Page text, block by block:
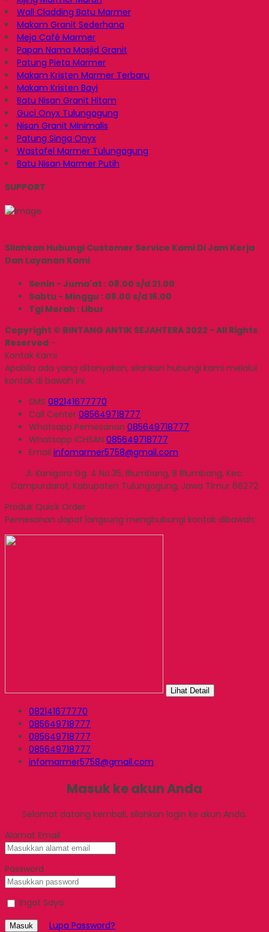
Wall Cladding Batu Marmer
Makam Granit Sederhana
Meja Café Marmer
Papan Nama Masjid Granit
Patung Pieta Marmer
Makam Kristen Marmer Terbaru
Makam Kristen Bayi
Batu Nisan Granit Hitam
Guci Onyx Tulungagung
Nisan Granit Minimalis
Patung Singa Onyx
Wastafel Marmer Tulungagung
Batu Nisan Marmer Putih
SUPPORT
Silahkan Hubungi Customer Service Kami Di Jam Kerja
Dan Layanan Kami
Senin - Juma'at : 08.00 s/d 21.00
Sabtu - Minggu : 08.00 s/d 16.00
Tgl Merah : Libur
Copyright © BINTANG ANTIK SEJAHTERA 2022 - All Rights
Reserved -
Kontak Kami
Apabila ada yang ditanyakan, silahkan hubungi kami melalui
kontak di bawah ini.
SMS 082141677770
Call Center 085649718777
Whatsapp Pemesanan 085649718777
Whatsapp ICHSAN 085649718777
Email infomarmer5758@gmail.com
Jl. Kanigoro Gg. 4 No.35, Blumbang, B Blumbang, Kec.
Campurdarat, Kabupaten Tulungagung, Jawa Timur 66272
Produk Quick Order
Pemesanan dapat langsung menghubungi kontak dibawah:
Lihat Detail
082141677770
085649718777
085649718777
085649718777
infomarmer5758@gmail.com
Masuk ke akun Anda
Selamat datang kembali, silahkan login ke akun Anda.
Alamat Email
Password
Ingat Saya
Masuk Lupa Password?